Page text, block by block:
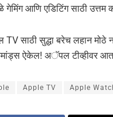
गेमिंग आणि एडिटिंग साठी उत्तम
साठी सुद्धा बरेच लहान मोठे
ऐकेल! अॅपल टीव्हीवर आता
Apple TV Apple